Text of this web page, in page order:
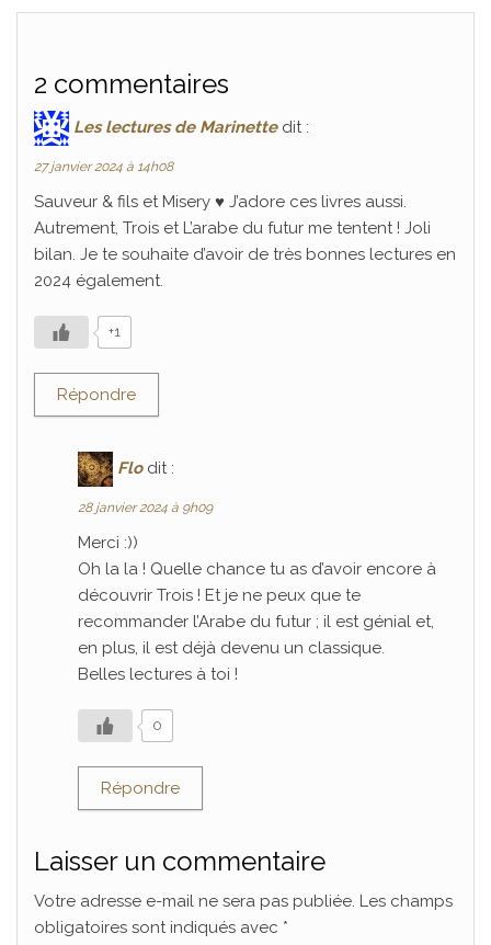
2 commentaires
Les lectures de Marinette dit :
27 janvier 2024 à 14h08
Sauveur & fils et Misery ♥ J’adore ces livres aussi.
Autrement, Trois et L’arabe du futur me tentent ! Joli
bilan. Je te souhaite d’avoir de très bonnes lectures en
2024 également.
+1
Répondre
Flo dit :
28 janvier 2024 à 9h09
Merci :))
Oh la la ! Quelle chance tu as d’avoir encore à
découvrir Trois ! Et je ne peux que te
recommander l’Arabe du futur ; il est génial et,
en plus, il est déjà devenu un classique.
Belles lectures à toi !
0
Répondre
Laisser un commentaire
Votre adresse e-mail ne sera pas publiée. Les champs
obligatoires sont indiqués avec *